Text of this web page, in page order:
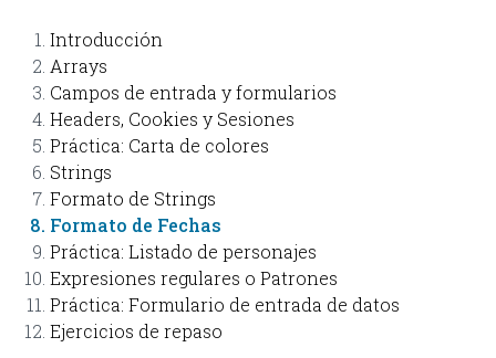
Introducción
Arrays
Campos de entrada y formularios
Headers, Cookies y Sesiones
Práctica: Carta de colores
Strings
Formato de Strings
Formato de Fechas
Práctica: Listado de personajes
Expresiones regulares o Patrones
Práctica: Formulario de entrada de datos
Ejercicios de repaso